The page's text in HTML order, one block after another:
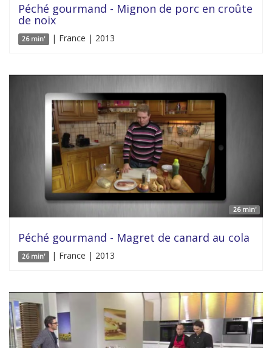
Péché gourmand - Mignon de porc en croûte
de noix
26 min' | France | 2013
26 min'
Péché gourmand - Magret de canard au cola
26 min' | France | 2013